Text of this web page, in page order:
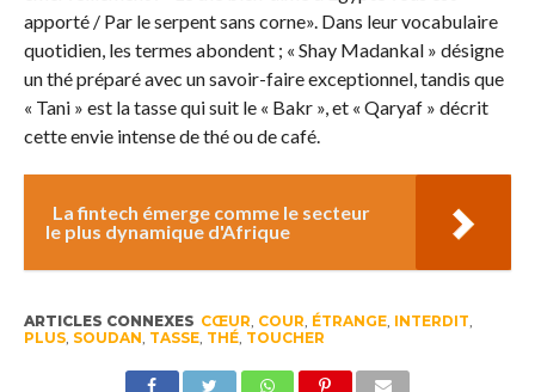
apporté / Par le serpent sans corne». Dans leur vocabulaire
quotidien, les termes abondent ; « Shay Madankal » désigne
un thé préparé avec un savoir-faire exceptionnel, tandis que
« Tani » est la tasse qui suit le « Bakr », et « Qaryaf » décrit
cette envie intense de thé ou de café.
La fintech émerge comme le secteur
le plus dynamique d'Afrique
ARTICLES CONNEXES CŒUR COUR ÉTRANGE, INTERDIT
PLUS, SOUDAN TASSE, THÉ, TOUCHER